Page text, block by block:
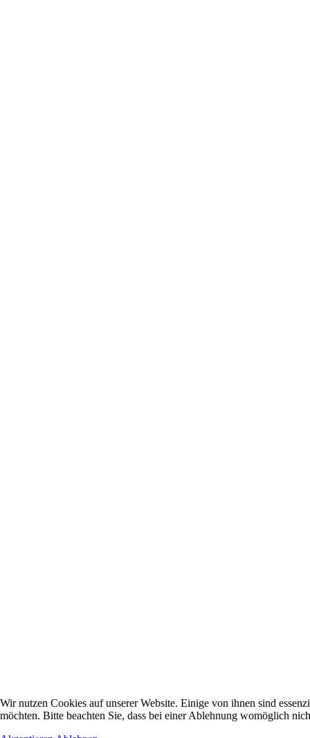
Wir nutzen Cookies auf unserer Website. Einige von ihnen sind
möchten. Bitte beachten Sie, dass bei einer Ablehnung womöglich